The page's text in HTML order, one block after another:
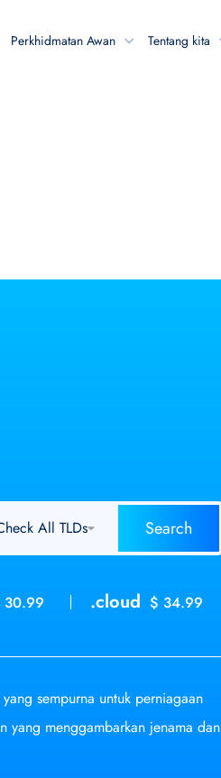
Perkhidmatan Awan Tentang kita
30.99 .cloud $ 34.99
sempurna untuk perniagaan
yang menggambarkan jenama dan